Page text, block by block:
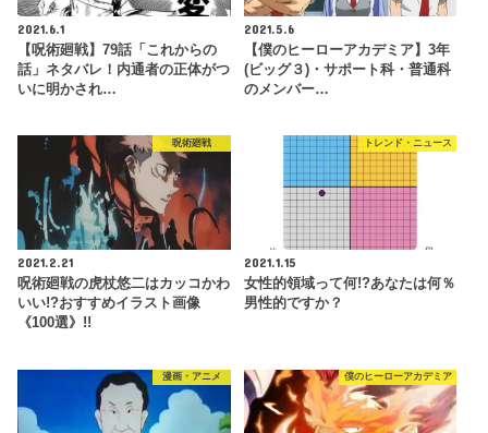
2021.6.1
【呪術廻戦】79話「これからの
話」ネタバレ！内通者の正体がつ
いに明かされ…
2021.5.6
【僕のヒーローアカデミア】3年
(ビッグ３)・サポート科・普通科
のメンバー…
呪術廻戦
2021.2.21
呪術廻戦の虎杖悠二はカッコかわ
いい!?おすすめイラスト画像
《100選》!!
トレンド・ニュース
2021.1.15
女性的領域って何!?あなたは何％
男性的ですか？
漫画・アニメ 僕のヒーローアカデミア